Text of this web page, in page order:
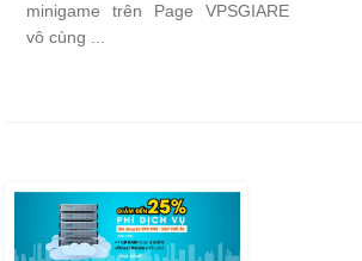
minigame trên Page VPSGIARE
vô cùng ...